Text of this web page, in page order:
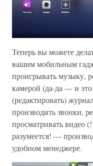
Теперь вы можете
вашим мобильным
проигрывать музыку,
камерой (да-да — и
(редактировать)
производить звонки,
просматривать видео
разумеется! —
удобном менеджере.